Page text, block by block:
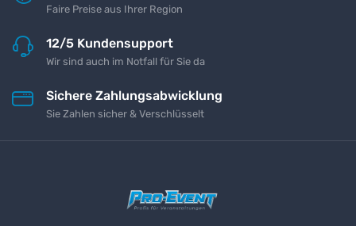
Faire Preise aus Ihrer Region
12/5 Kundensupport
Wir sind auch im Notfall für Sie da
Sichere Zahlungsabwicklung
Sie Zahlen sicher & Verschlüsselt